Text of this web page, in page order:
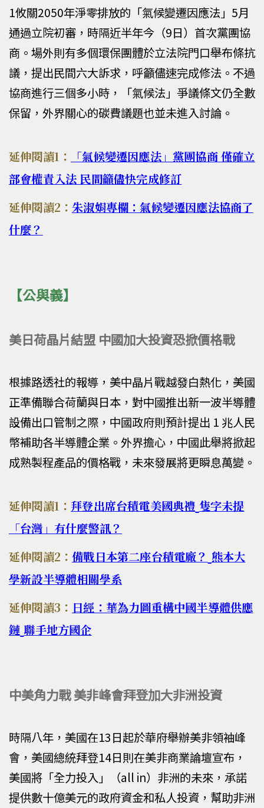
1攸關2050年淨零排放的「氣候變遷因應法」5月
通過立院初審，時隔近半年今（9日）首次黨團協
商。場外則有多個環保團體於立法院門口舉布條抗
議，提出民間六大訴求，呼籲儘速完成修法。不過
協商進行三個多小時，「氣候法」爭議條文仍全數
保留，外界關心的碳費議題也並未進入討論。
延伸閱讀1：
「氣候變遷因應法」黨團協商 僅確立
部會權責入法 民間籲儘快完成修訂
延伸閱讀2：朱淑娟專欄：氣候變遷因應法協商了
什麼？
【公與義】
美日荷晶片結盟 中國加大投資恐掀價格戰
根據路透社的報導，美中晶片戰越發白熱化，美國
正準備聯合荷蘭與日本，對中國推出新一波半導體
設備出口管制之際，中國政府則預計提出 1 兆人民
幣補助各半導體企業。外界擔心，中國此舉將掀起
成熟製程產品的價格戰，未來發展將更瞬息萬變。
延伸閱讀1：拜登出席台積電美國典禮 隻字未提
「台灣」有什麼警訊？
延伸閱讀2：備戰日本第二座台積電廠？ 熊本大
學新設半導體相關學系
延伸閱讀3： 日經：華為力圖重構中國半導體供應
鏈 聯手地方國企
中美角力戰 美非峰會拜登加大非洲投資
時隔八年，美國在13日起於華府舉辦美非領袖峰
會，美國總統拜登14日則在美非商業論壇宣布，
美國將「全力投入」（all in）非洲的未來，承諾
提供數十億美元的政府資金和私人投資，幫助非洲